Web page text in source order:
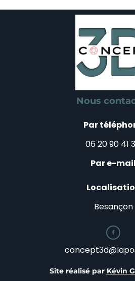
Nous
Par
06 20 90 41
Par e-mail
Besançon

Site réalisé par Kévin